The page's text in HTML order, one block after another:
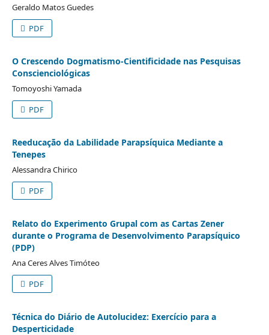
Geraldo Matos Guedes
PDF
O Crescendo Dogmatismo-Cientificidade nas Pesquisas
Conscienciológicas
Tomoyoshi Yamada
PDF
Reeducação da Labilidade Parapsíquica Mediante a
Tenepes
Alessandra Chirico
PDF
Relato do Experimento Grupal com as Cartas Zener
durante o Programa de Desenvolvimento Parapsíquico
(PDP)
Ana Ceres Alves Timóteo
PDF
Técnica do Diário de Autolucidez: Exercício para a
Desperticidade